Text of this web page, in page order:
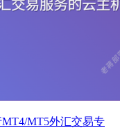
MT5外汇交易专